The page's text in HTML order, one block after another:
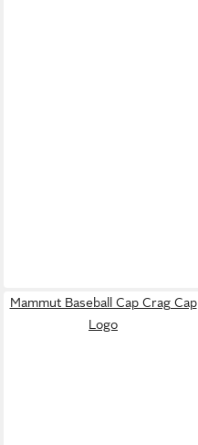
Mammut Baseball Cap Crag Cap
Logo